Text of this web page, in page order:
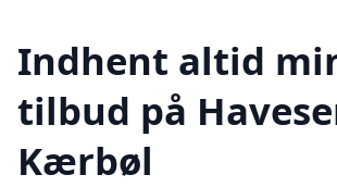
Indhent altid
tilbud på
Kærbøl